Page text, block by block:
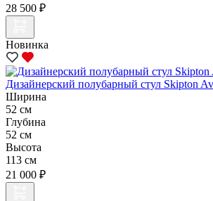
28 500 ₽
Новинка
Дизайнерский полубарный стул Skipton
Ширина
52 см
Глубина
52 см
Высота
113 см
21 000 ₽